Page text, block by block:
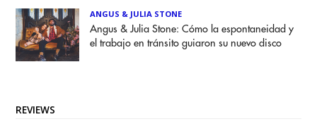
ANGUS & JULIA STONE
Angus & Julia Stone: Cómo la espontaneidad y
el trabajo en tránsito guiaron su nuevo disco
REVIEWS